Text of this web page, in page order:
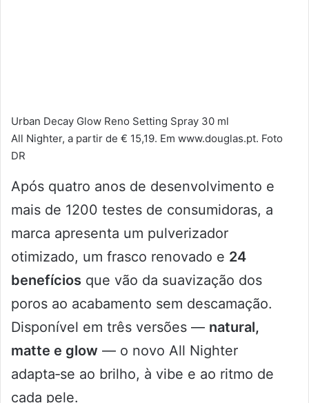
Urban Decay Glow Reno Setting Spray 30 ml
All Nighter, a partir de € 15,19. Em www.douglas.pt. Foto
DR
Após quatro anos de desenvolvimento e
mais de 1200 testes de consumidoras, a
marca apresenta um pulverizador
otimizado, um frasco renovado e 24
benefícios que vão da suavização dos
poros ao acabamento sem descamação.
Disponível em três versões — natural,
matte e glow — o novo All Nighter
adapta‑se ao brilho, à vibe e ao ritmo de
cada pele.